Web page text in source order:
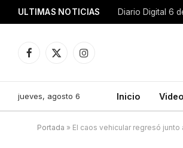
ULTIMAS NOTICIAS Diario Digital 6
Facebook
X
Instagram
jueves, agosto 6 Inicio
Portada » El caos vehicular regresó